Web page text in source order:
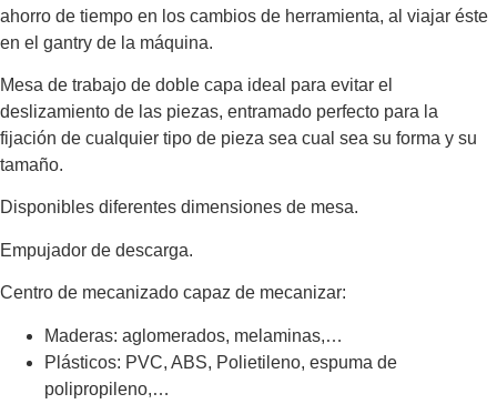
ahorro de tiempo en los cambios de herramienta, al viajar éste
en el gantry de la máquina.
Mesa de trabajo de doble capa ideal para evitar el
deslizamiento de las piezas, entramado perfecto para la
fijación de cualquier tipo de pieza sea cual sea su forma y su
tamaño.
Disponibles diferentes dimensiones de mesa.
Empujador de descarga.
Centro de mecanizado capaz de mecanizar:
Maderas: aglomerados, melaminas,…
Plásticos: PVC, ABS, Polietileno, espuma de
polipropileno,…